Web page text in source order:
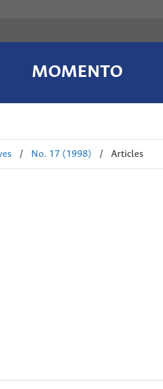
MOMENTO
/ No. 17 (1998) / Articles